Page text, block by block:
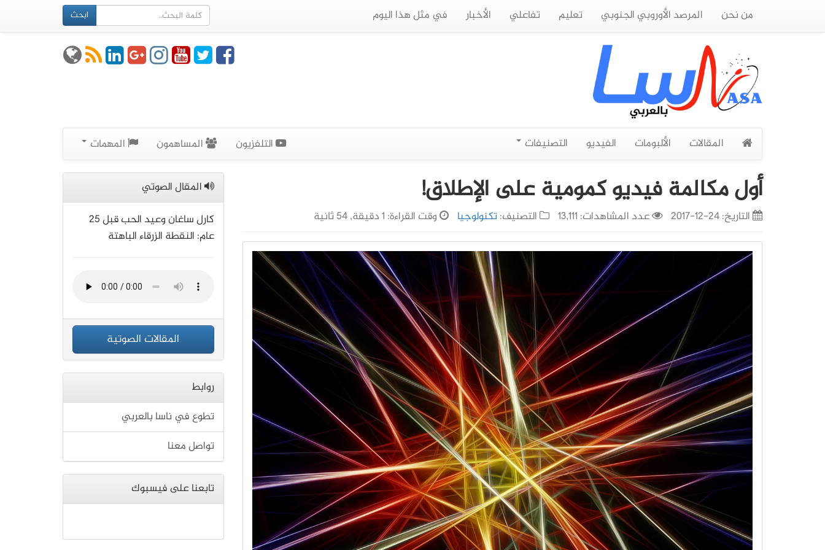
من نحن المرصد الأوروبي الجنوبي تعليم تفاعلي الأخبار في مثل هذا اليوم ابحث
المقالات الألبومات الفيديو التصنيفات التلفزيون المساهمون المهمات
أول مكالمة فيديو كمومية على الإطلاق!
التاريخ:24-12-2017 عدد المشاهدات: 13,111 التصنيف:تكنولوجيا وقت القراءة: 1 دقيقة, 54 ثانية
المقال الصوتي
كارل ساغان وعيد الحب قبل 25
عام: النقطة الزرقاء الباهتة
المقالات الصوتية
روابط
تطوع في ناسا بالعربي
تواصل معنا
تابعنا على فيسبوك